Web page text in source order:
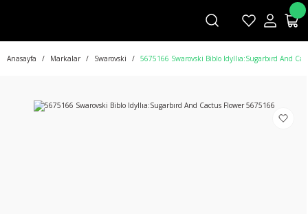
Anasayfa Markalar Swarovski 5675166 Swarovski Biblo Idyllıa:Sugarbırd And